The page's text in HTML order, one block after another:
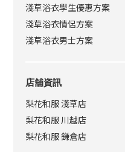
淺草浴衣學生優惠方案
淺草浴衣情侶方案
淺草浴衣男士方案
店舖資訊
梨花和服 淺草店
梨花和服 川越店
梨花和服 鎌倉店